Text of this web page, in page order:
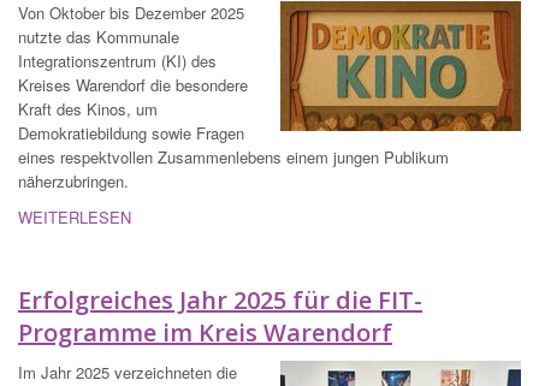
Von Oktober bis Dezember 2025
nutzte das Kommunale
Integrationszentrum (KI) des
Kreises Warendorf die besondere
Kraft des Kinos, um
Demokratiebildung sowie Fragen
eines respektvollen Zusammenlebens einem jungen Publikum
näherzubringen.
WEITERLESEN
Erfolgreiches Jahr 2025 für die FIT-
Programme im Kreis Warendorf
Im Jahr 2025 verzeichneten die